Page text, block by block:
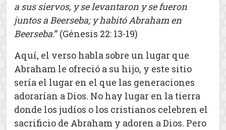
a sus siervos, y se levantaron y se fueron
juntos a Beerseba; y habitó Abraham en
Beerseba.” (Génesis 22: 13-19)
Aquí, el verso habla sobre un lugar que
Abraham le ofreció a su hijo, y este sitio
sería el lugar en el que las generaciones
adorarían a Dios. No hay lugar en la tierra
donde los judíos o los cristianos celebren el
sacrificio de Abraham y adoren a Dios. Pero